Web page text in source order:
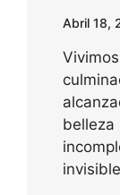
Abril 18,
belleza